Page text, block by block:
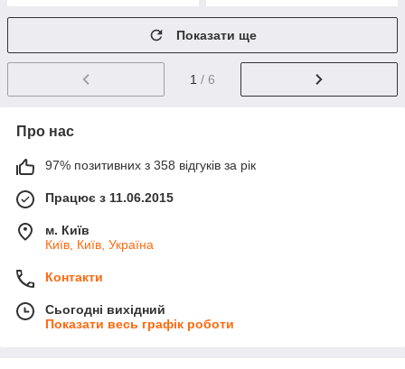
Показати ще
1 / 6
Про нас
97% позитивних з 358 відгуків за рік
Працює з 11.06.2015
м. Київ
Київ, Київ, Україна
Контакти
Сьогодні вихідний
Показати весь графік роботи